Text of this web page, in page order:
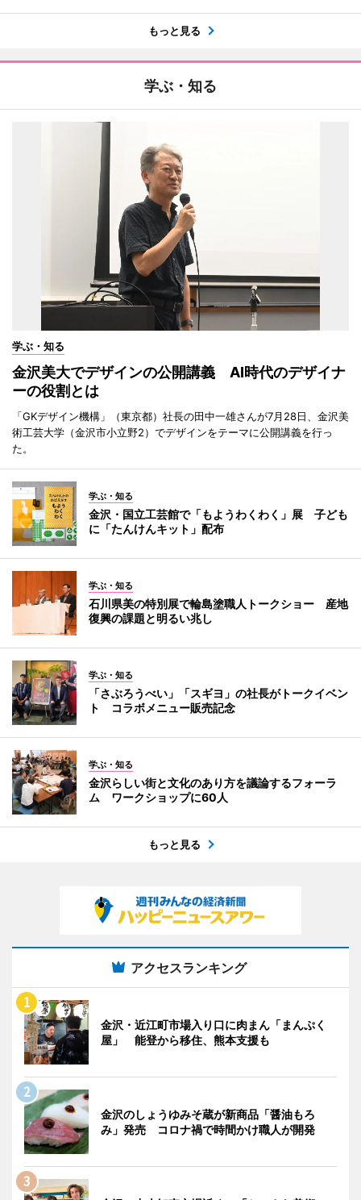
もっと見る
学ぶ・知る
学ぶ・知る
金沢美大でデザインの公開講義 AI時代のデザイナ
ーの役割とは
「GKデザイン機構」（東京都）社長の田中一雄さんが7月28日、金沢美
術工芸大学（金沢市小立野2）でデザインをテーマに公開講義を行っ
た。
学ぶ・知る
金沢・国立工芸館で「もようわくわく」展 子ども
に「たんけんキット」配布
学ぶ・知る
石川県美の特別展で輪島塗職人トークショー 産地
復興の課題と明るい兆し
学ぶ・知る
「さぶろうべい」「スギヨ」の社長がトークイベン
ト コラボメニュー販売記念
学ぶ・知る
金沢らしい街と文化のあり方を議論するフォーラ
ム ワークショップに60人
もっと見る
アクセスランキング
金沢・近江町市場入り口に肉まん「まんぷく
屋」 能登から移住、熊本支援も
金沢のしょうゆみそ蔵が新商品「醤油もろ
み」発売 コロナ禍で時間かけ職人が開発